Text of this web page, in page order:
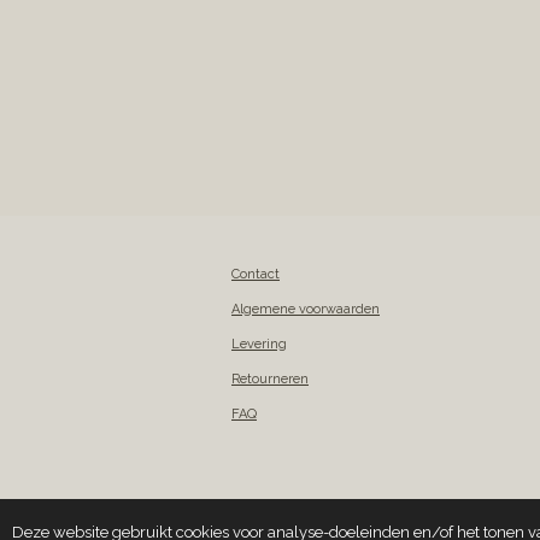
Deze website gebruikt cookies voor analyse-doeleinden en/of het tonen
Contact
Algemene voorwaarden
Levering
Retourneren
FAQ